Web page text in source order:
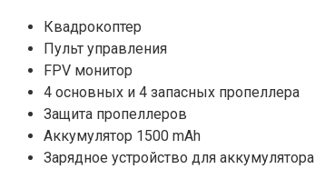
Квадрокоптер
Пульт управления
FPV монитор
4 основных и 4 запасных пропеллера
Защита пропеллеров
Аккумулятор 1500 mAh
Зарядное устройство для аккумулятора